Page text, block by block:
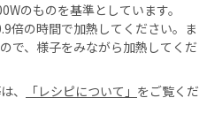
のものを基準としています。
倍の時間で加熱してください。ま
で、様子をみながら加熱してくだ
、
「レシピについて」 をご覧くだ